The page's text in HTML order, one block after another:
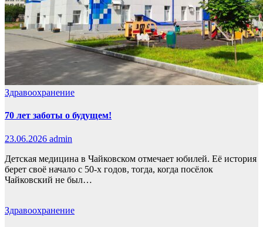
Здравоохранение
70 лет заботы о будущем!
23.06.2026 admin
Детская медицина в Чайковском отмечает юбилей. Её история
берет своё начало с 50-х годов, тогда, когда посёлок
Чайковский не был…
Здравоохранение